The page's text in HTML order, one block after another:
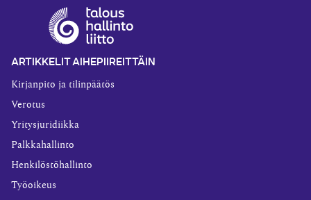
ARTIKKELIT AIHEPIIREITTÄIN
Kirjanpito ja tilinpäätös
Verotus
Yritysjuridiikka
Palkkahallinto
Henkilöstöhallinto
Työoikeus